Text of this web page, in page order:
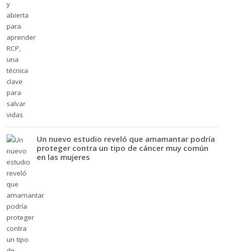
Un nuevo estudio reveló que amamantar podría
proteger contra un tipo de cáncer muy común
en las mujeres